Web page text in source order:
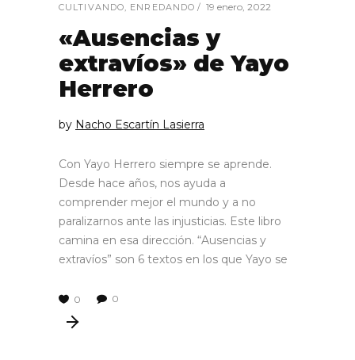
CULTIVANDO, ENREDANDO 19 enero, 2022
«Ausencias y
extravíos» de Yayo
Herrero
by Nacho Escartín Lasierra
Con Yayo Herrero siempre se aprende.
Desde hace años, nos ayuda a
comprender mejor el mundo y a no
paralizarnos ante las injusticias. Este libro
camina en esa dirección. “Ausencias y
extravíos” son 6 textos en los que Yayo se
0 0